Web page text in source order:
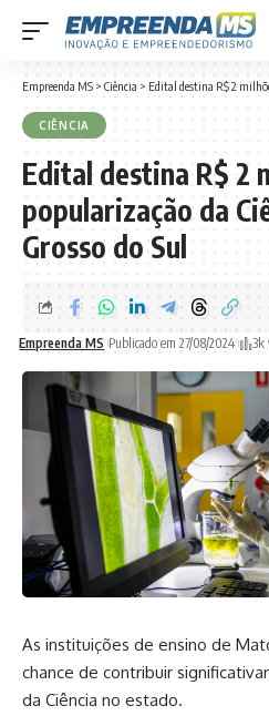
Empreenda MS>Ciência>Edital destina R$ 2 milhões
CIÊNCIA
Edital destina R$ 2
popularização da
Grosso do Sul
Empreenda MS Publicado em 27/08/2024 3k
As instituições de ensino de
chance de contribuir
da Ciência no estado.